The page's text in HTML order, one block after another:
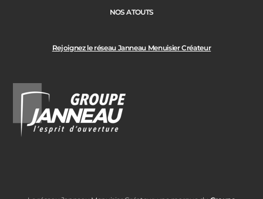
Rejoignez le réseau Janneau Menuisier Créateur
NOS ATOUTS